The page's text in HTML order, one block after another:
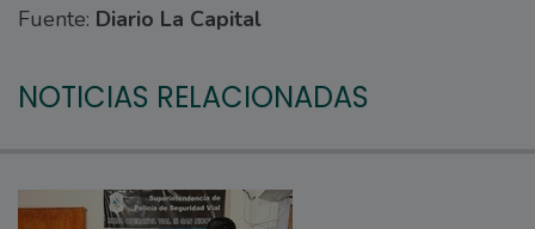
Fuente: Diario La Capital
NOTICIAS RELACIONADAS